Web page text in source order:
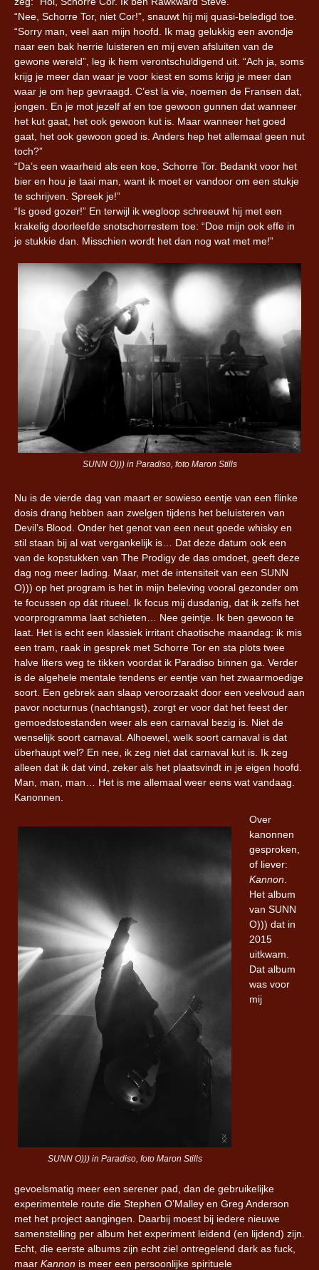
“Nee, Schorre Tor, niet Cor!”, snauwt hij mij quasi-beledigd toe.
“Sorry man, veel aan mijn hoofd. Ik mag gelukkig een avondje
naar een bak herrie luisteren en mij even afsluiten van de
gewone wereld”, leg ik hem verontschuldigend uit. “Ach ja, soms
krijg je meer dan waar je voor kiest en soms krijg je meer dan
waar je om hep gevraagd. C’est la vie, noemen de Fransen dat,
jongen. En je mot jezelf af en toe gewoon gunnen dat wanneer
het kut gaat, het ook gewoon kut is. Maar wanneer het goed
gaat, het ook gewoon goed is. Anders hep het allemaal geen nut
toch?”
“Da’s een waarheid als een koe, Schorre Tor. Bedankt voor het
bier en hou je taai man, want ik moet er vandoor om een stukje
te schrijven. Spreek je!”
“Is goed gozer!” En terwijl ik wegloop schreeuwt hij met een
krakelig doorleefde snotschorrestem toe: “Doe mijn ook effe in
je stukkie dan. Misschien wordt het dan nog wat met me!”
SUNN O))) in Paradiso, foto Maron Stills
Nu is de vierde dag van maart er sowieso eentje van een flinke
dosis drang hebben aan zwelgen tijdens het beluisteren van
Devil’s Blood. Onder het genot van een neut goede whisky en
stil staan bij al wat vergankelijk is… Dat deze datum ook een
van de kopstukken van The Prodigy de das omdoet, geeft deze
dag nog meer lading. Maar, met de intensiteit van een SUNN
O))) op het program is het in mijn beleving vooral gezonder om
te focussen op dát ritueel. Ik focus mij dusdanig, dat ik zelfs het
voorprogramma laat schieten… Nee geintje. Ik ben gewoon te
laat. Het is echt een klassiek irritant chaotische maandag: ik mis
een tram, raak in gesprek met Schorre Tor en sta plots twee
halve liters weg te tikken voordat ik Paradiso binnen ga. Verder
is de algehele mentale tendens er eentje van het zwaarmoedige
soort. Een gebrek aan slaap veroorzaakt door een veelvoud aan
pavor nocturnus (nachtangst), zorgt er voor dat het feest der
gemoedstoestanden weer als een carnaval bezig is. Niet de
wenselijk soort carnaval. Alhoewel, welk soort carnaval is dat
überhaupt wel? En nee, ik zeg niet dat carnaval kut is. Ik zeg
alleen dat ik dat vind, zeker als het plaatsvindt in je eigen hoofd.
Man, man, man… Het is me allemaal weer eens wat vandaag.
Kanonnen.
SUNN O))) in Paradiso, foto Maron Stills
Over
kanonnen
gesproken,
of liever:
Kannon
Het album
van SUNN
O))) dat in
2015
uitkwam.
Dat album
was voor
mij
gevoelsmatig meer een serener pad, dan de gebruikelijke
experimentele route die Stephen O’Malley en Greg Anderson
met het project aangingen. Daarbij moest bij iedere nieuwe
samenstelling per album het experiment leidend (en lijdend) zijn.
Echt, die eerste albums zijn echt ziel ontregelend dark as fuck,
maar Kannon is meer een persoonlijke spirituele